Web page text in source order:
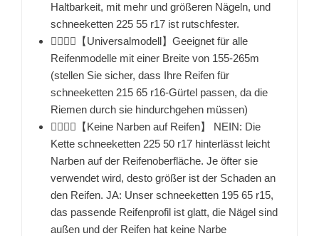
Haltbarkeit, mit mehr und größeren Nägeln, und
schneeketten 225 55 r17 ist rutschfester.
👉🏻👉🏻【Universalmodell】Geeignet für alle
Reifenmodelle mit einer Breite von 155-265m
(stellen Sie sicher, dass Ihre Reifen für
schneeketten 215 65 r16-Gürtel passen, da die
Riemen durch sie hindurchgehen müssen)
👉🏻👉🏻【Keine Narben auf Reifen】 NEIN: Die
Kette schneeketten 225 50 r17 hinterlässt leicht
Narben auf der Reifenoberfläche. Je öfter sie
verwendet wird, desto größer ist der Schaden an
den Reifen. JA: Unser schneeketten 195 65 r15,
das passende Reifenprofil ist glatt, die Nägel sind
außen und der Reifen hat keine Narbe